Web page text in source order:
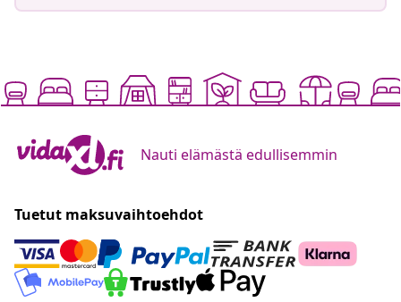
Nauti elämästä edullisemmin
Tuetut maksuvaihtoehdot